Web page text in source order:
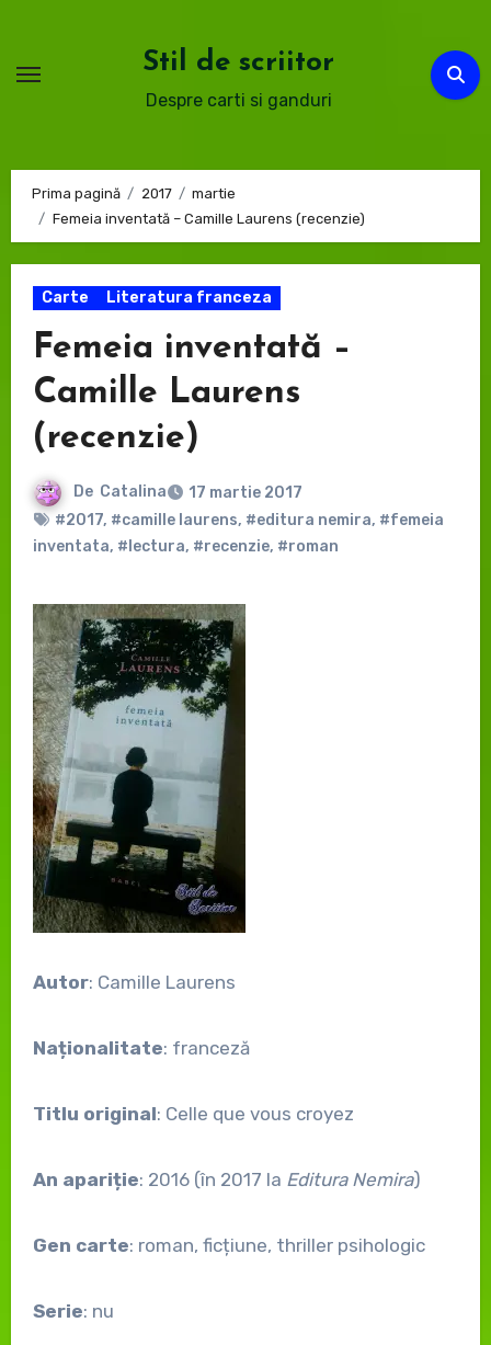
conținut
Stil de scriitor
Despre carti si ganduri
Prima pagină 2017
martie
Femeia inventată – Camille Laurens (recenzie)
Carte Literatura franceza
Femeia inventată –
Camille Laurens
(recenzie)
De Catalina
17 martie 2017
#2017, #camille laurens, #editura nemira, #femeia
inventata, #lectura, #recenzie, #roman
Autor: Camille Laurens
Naționalitate: franceză
Titlu original: Celle que vous croyez
An apariție: 2016 (în 2017 la Editura Nemira)
Gen carte: roman, ficțiune, thriller psihologic
Serie: nu